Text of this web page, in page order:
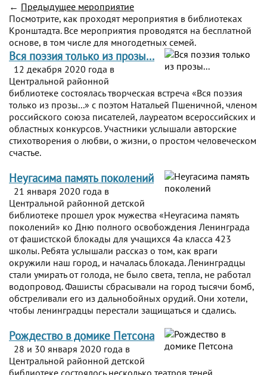
← Предыдущее мероприятие
Посмотрите, как проходят мероприятия в библиотеках
Кронштадта. Все мероприятия проводятся на бесплатной
основе, в том числе для многодетных семей.
Вся поэзия только из прозы...
12 декабря 2020 года в
Центральной районной
библиотеке состоялась творческая встреча «Вся поэзия
только из прозы...» с поэтом Натальей Пшеничной, членом
российского союза писателей, лауреатом всероссийских и
областных конкурсов. Участники услышали авторские
стихотворения о любви, о жизни, о простом человеческом
счастье.
Неугасима память поколений
21 января 2020 года в
Центральной районной детской
библиотеке прошел урок мужества «Неугасима память
поколений» ко Дню полного освобождения Ленинграда
от фашистской блокады для учащихся 4а класса 423
школы. Ребята услышали рассказ о том, как враги
окружили наш город, и началась блокада. Ленинградцы
стали умирать от голода, не было света, тепла, не работал
водопровод. Фашисты сбрасывали на город тысячи бомб,
обстреливали его из дальнобойных орудий. Они хотели,
чтобы ленинградцы перестали защищаться и сдались.
Рождество в домике Петсона
28 и 30 января 2020 года в
Центральной районной детской